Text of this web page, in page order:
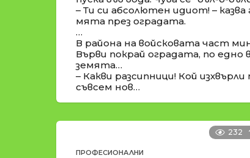
– Ти си абсолютен идиот! –
мята през оградата.
…
В района на войсковата част
Върви покрай оградата, по едно
земята…
– Какви разсипници! Кой
съвсем нов…
232
ПРОФЕСИОНАЛНИ